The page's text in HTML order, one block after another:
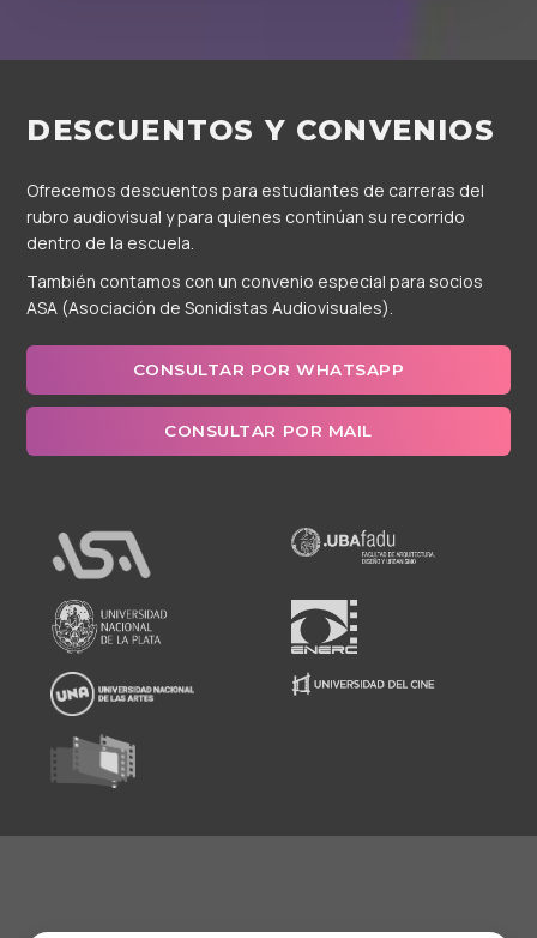
DESCUENTOS Y CONVENIOS
Ofrecemos descuentos para estudiantes de carreras del
rubro audiovisual y para quienes continúan su recorrido
dentro de la escuela.
También contamos con un convenio especial para socios
ASA (Asociación de Sonidistas Audiovisuales).
CONSULTAR POR WHATSAPP
CONSULTAR POR MAIL